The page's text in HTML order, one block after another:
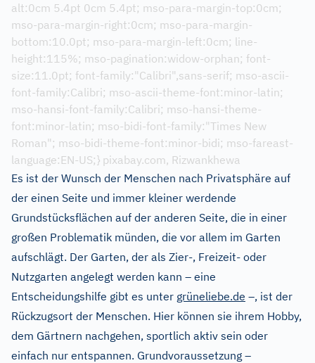
alt:0cm 5.4pt 0cm 5.4pt; mso-para-margin-top:0cm;
mso-para-margin-right:0cm; mso-para-margin-
bottom:10.0pt; mso-para-margin-left:0cm; line-
height:115%; mso-pagination:widow-orphan; font-
size:11.0pt; font-family:"Calibri",sans-serif; mso-ascii-
font-family:Calibri; mso-ascii-theme-font:minor-latin;
mso-hansi-font-family:Calibri; mso-hansi-theme-
font:minor-latin; mso-bidi-font-family:"Times New
Roman"; mso-bidi-theme-font:minor-bidi; mso-fareast-
language:EN-US;} pixabay.com, Rizwankhewa
Es ist der Wunsch der Menschen nach Privatsphäre auf
der einen Seite und immer kleiner werdende
Grundstücksflächen auf der anderen Seite, die in einer
großen Problematik münden, die vor allem im Garten
aufschlägt. Der Garten, der als Zier-, Freizeit- oder
Nutzgarten angelegt werden kann – eine
Entscheidungshilfe gibt es unter grüneliebe.de –, ist der
Rückzugsort der Menschen. Hier können sie ihrem Hobby,
dem Gärtnern nachgehen, sportlich aktiv sein oder
einfach nur entspannen. Grundvoraussetzung –